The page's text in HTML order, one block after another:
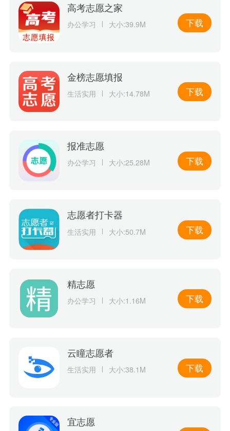
高考志愿之家
办公学习 大小:39.9M 下载
金榜志愿填报
生活实用 大小:14.78M 下载
报准志愿
办公学习 大小:25.28M 下载
志愿者打卡器
生活实用 大小:50.7M 下载
精志愿
办公学习 大小:1.16M 下载
云瞳志愿者
生活实用 大小:38.1M 下载
宜志愿